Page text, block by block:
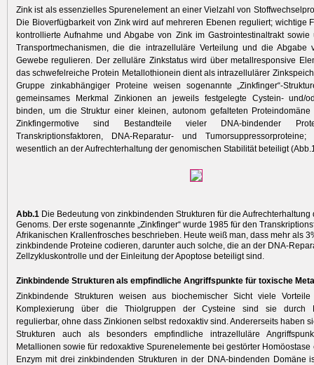
Zink ist als essenzielles Spurenelement an einer Vielzahl von
Die Bioverfügbarkeit von Zink wird auf meh­reren Ebenen reguliert; wichtige
kontrollierte Aufnahme und Abgabe von Zink im Gastrointestinaltrakt sowie
Transportmechanismen, die die intrazel­luläre Verteilung und die
Gewebe regulieren. Der zelluläre Zinkstatus wird über metallresponsive
das schwefelreiche Protein Metallothionein dient als intrazellulärer
Gruppe zinkabhängiger Proteine weisen sogenannte „Zinkfinger“-
gemeinsames Merkmal Zinkionen an jeweils festgelegte Cystein- und/
binden, um die Struktur einer kleinen, autonom gefalteten
Zinkfingermotive sind Bestandteile vieler DNA-bindender
Transkriptionsfaktoren, DNA-Reparatur- und
wesentlich an der Aufrechterhaltung der genomischen Stabilität beteiligt
Abb.1 Die Bedeutung von zinkbindenden Strukturen für die Aufrechterhaltung
­Genoms. Der erste sogenannte „Zinkfinger“ wurde 1985 für den
Afrikanischen Krallenfrosches beschrieben. Heute weiß man, dass mehr als
zinkbindende Proteine codieren, darunter auch solche, die an der DNA-
Zellzykluskontrolle und der Einleitung der Apoptose beteiligt sind.
Zinkbindende Strukturen als empfindliche Angriffspunkte für toxische
Zinkbindende Strukturen weisen aus biochemi­scher Sicht viele
Komplexierung über die Thiolgruppen der Cysteine sind sie durch
regulierbar, ohne dass Zinkionen selbst redoxaktiv sind. Andererseits haben
Strukturen auch als besonders empfindliche intrazelluläre
Metallionen sowie für redoxaktive Spurenelemente bei gestörter Homöostase
Enzym mit drei zink­bindenden Strukturen in der DNA-bindenden Domäne